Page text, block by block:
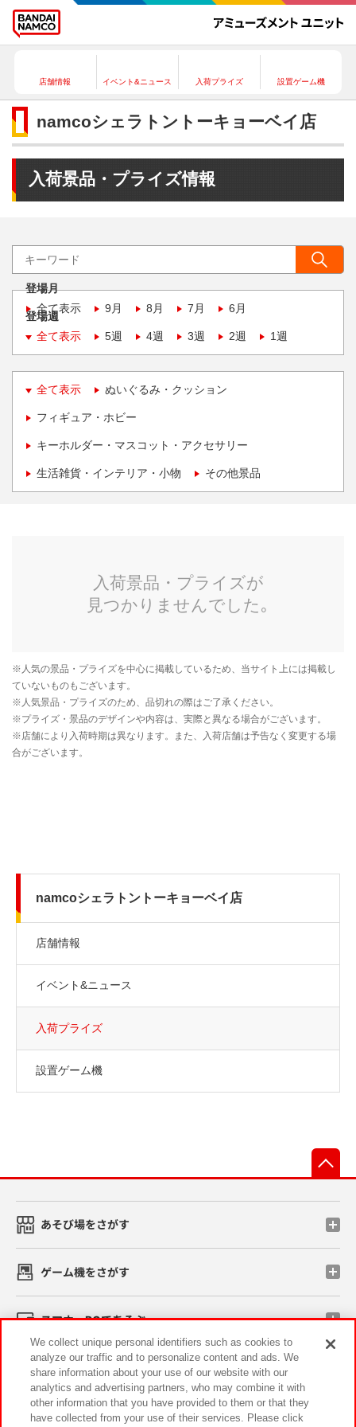
店舗情報 イベント&ニュース 入荷プライズ 設置ゲーム機
namcoシェラトントーキョーベイ店
入荷景品・プライズ情報
登場月
全て表示
9月 8月 7月 6月
登場週
全て表示
5週 4週 3週 2週 1週
全て表示 ぬいぐるみ・クッション
フィギュア・ホビー
キーホルダー・マスコット・アクセサリー
生活雑貨・インテリア・小物 その他景品
namcoシェラトントーキョーベイ店
店舗情報
イベント&ニュース
入荷プライズ
設置ゲーム機
あそび場をさがす
ゲーム機をさがす
スマホ・PCであそぶ
イベント・キャンペーン
We collect unique personal identifiers such as cookies to
analyze our traffic and to personalize content and ads. We
share information about your use of our website with our
analytics and advertising partners, who may combine it with
other information that you have provided to them or that they
have collected from your use of their services. Please click